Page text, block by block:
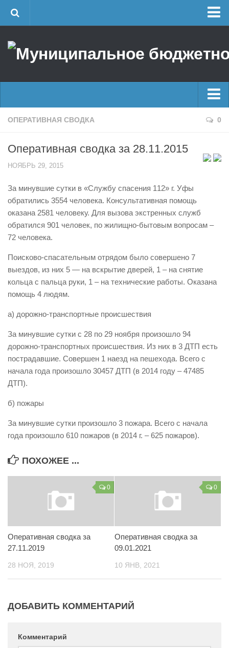
Об учреждении
Районные УГЗ
Поисково-спасательный отряд г. Уфы
Центр размещения пострадавших
Отчеты о реализации муниципальных программ
История
Виды деятельности
Обслуживание опасных производственных объектов
УГЗ рекомендует
Памятки населению
Как стать спасателем
Уголок гражданской обороны
Пресс-центр
Фотогалерея
Обращения
Главные новости
Оперативная сводка
Половодье
Купальный сезон
ОПЕРАТИВНАЯ СВОДКА 0
Оперативная сводка за 28.11.2015
НОЯБРЬ 29, 2015
За минувшие сутки в «Службу спасения 112» г. Уфы
обратились 3554 человека. Консультативная помощь
оказана 2581 человеку. Для вызова экстренных служб
обратился 901 человек, по жилищно-бытовым вопросам –
72 человека.
Поисково-спасательным отрядом было совершено 7
выездов, из них 5 — на вскрытие дверей, 1 – на снятие
кольца с пальца руки, 1 – на технические работы. Оказана
помощь 4 людям.
а) дорожно-транспортные происшествия
За минувшие сутки с 28 по 29 ноября произошло 94
дорожно-транспортных происшествия. Из них в 3 ДТП есть
пострадавшие. Совершен 1 наезд на пешехода. Всего с
начала года произошло 30457 ДТП (в 2014 году – 47485
ДТП).
б) пожары
За минувшие сутки произошло 3 пожара. Всего с начала
года произошло 610 пожаров (в 2014 г. – 625 пожаров).
ПОХОЖЕЕ ...
0
Оперативная сводка за
27.11.2019
28 НОЯ, 2019
0
Оперативная сводка за
09.01.2021
10 ЯНВ, 2021
ДОБАВИТЬ КОММЕНТАРИЙ
Комментарий